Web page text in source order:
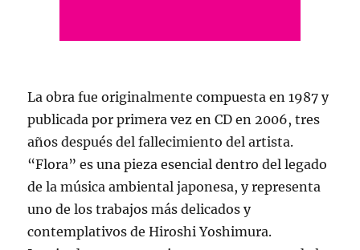
La obra fue originalmente compuesta en 1987 y
publicada por primera vez en CD en 2006, tres
años después del fallecimiento del artista.
“Flora” es una pieza esencial dentro del legado
de la música ambiental japonesa, y representa
uno de los trabajos más delicados y
contemplativos de Hiroshi Yoshimura.